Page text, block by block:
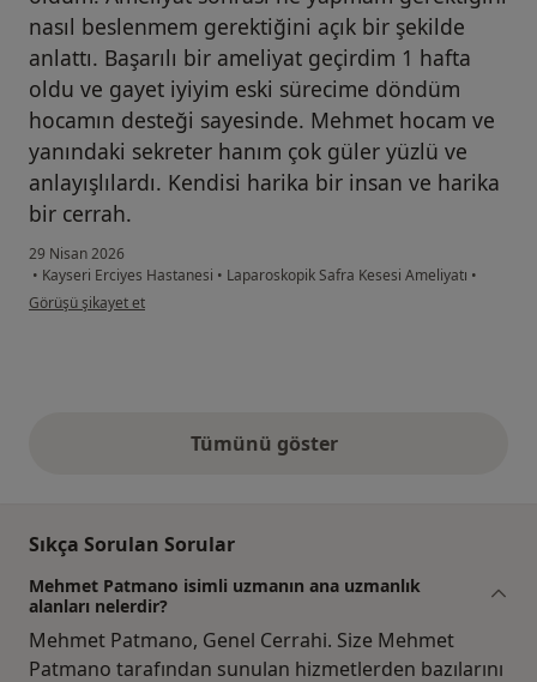
nasıl beslenmem gerektiğini açık bir şekilde
anlattı. Başarılı bir ameliyat geçirdim 1 hafta
oldu ve gayet iyiyim eski sürecime döndüm
hocamın desteği sayesinde. Mehmet hocam ve
yanındaki sekreter hanım çok güler yüzlü ve
anlayışlılardı. Kendisi harika bir insan ve harika
bir cerrah.
29 Nisan 2026
• Kayseri Erciyes Hastanesi • Laparoskopik Safra Kesesi Ameliyatı •
kullanıcının görüşüne göre k....p
Görüşü şikayet et
Tümünü gösteryukarıdaki görüşler
Sıkça Sorulan Sorular
Mehmet Patmano isimli uzmanın ana uzmanlık
alanları nelerdir?
Mehmet Patmano, Genel Cerrahi. Size Mehmet
Patmano tarafından sunulan hizmetlerden bazılarını